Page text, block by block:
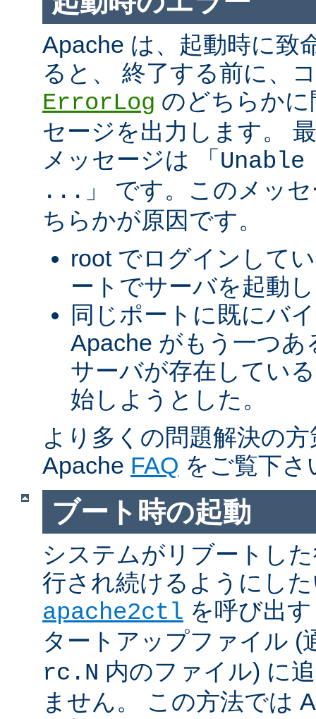
Apache は、起動時に致
ると、 終了する前に、
ErrorLog のどちらか
セージを出力します。
メッセージは 「
... 」 です。このメッ
ちらかが原因です。
root でログインして
ートでサーバを起動
同じポートに既にバ
Apache がもう一つ
サーバが存在してい
始しようとした。
より多くの問題解決の
Apache FAQ をご覧下さ
ブート時の起動
システムがリブートし
行され続けるようにし
apache2ctl を呼び出
タートアップファイル (
rc.N 内のファイル) に
ません。 この方法では